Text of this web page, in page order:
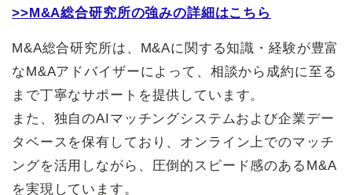
>>M&A総合研究所の強みの詳細はこちら
M&A総合研究所は、M&Aに関する知識・経験が豊富
なM&Aアドバイザーによって、相談から成約に至る
まで丁寧なサポートを提供しています。
また、独自のAIマッチングシステムおよび企業デー
タベースを保有しており、オンライン上でのマッチ
ングを活用しながら、圧倒的スピード感のあるM&A
を実現しています。